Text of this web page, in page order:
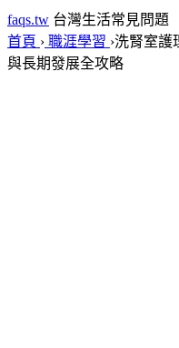
faqs.tw 台灣生活常見問題
首頁 › 職涯學習 ›洗腎室護
與長期發展全攻略